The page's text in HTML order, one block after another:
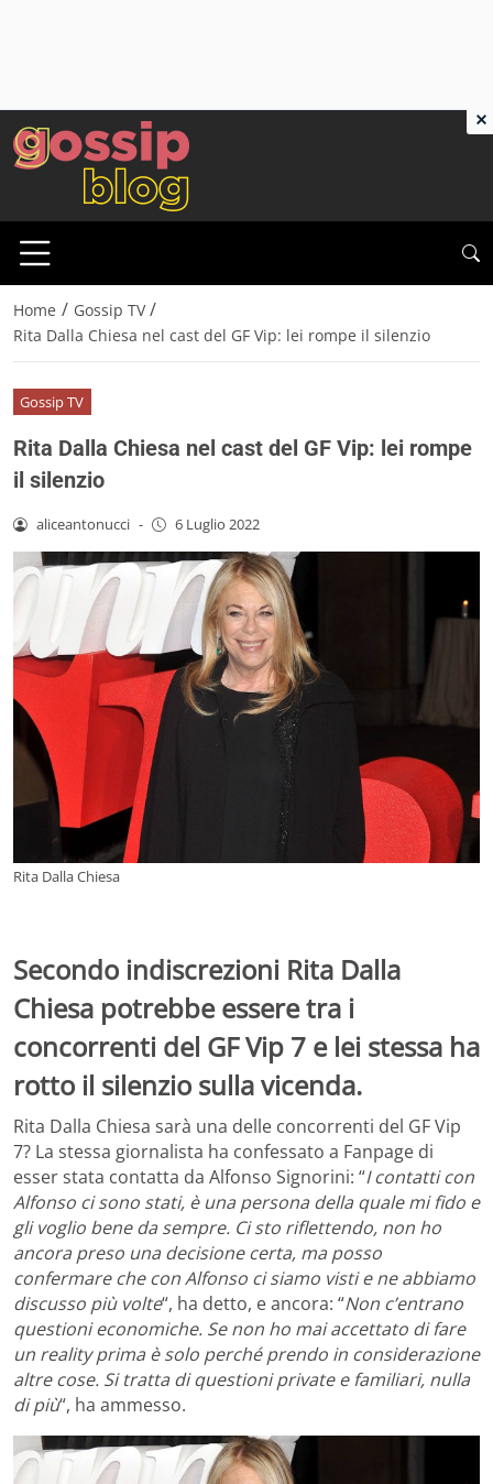
Home / Gossip TV /
Rita Dalla Chiesa nel cast del GF Vip: lei rompe il silenzio
Gossip TV
Rita Dalla Chiesa nel cast del GF Vip: lei rompe
il silenzio
aliceantonucci - 6 Luglio 2022
Rita Dalla Chiesa
Secondo indiscrezioni Rita Dalla
Chiesa potrebbe essere tra i
concorrenti del GF Vip 7 e lei stessa ha
rotto il silenzio sulla vicenda.
Rita Dalla Chiesa sarà una delle concorrenti del GF Vip
7? La stessa giornalista ha confessato a Fanpage di
esser stata contatta da Alfonso Signorini: “I contatti con
Alfonso ci sono stati, è una persona della quale mi fido e
gli voglio bene da sempre. Ci sto riflettendo, non ho
ancora preso una decisione certa, ma posso
confermare che con Alfonso ci siamo visti e ne abbiamo
discusso più volte“, ha detto, e ancora: “Non c’entrano
questioni economiche. Se non ho mai accettato di fare
un reality prima è solo perché prendo in considerazione
altre cose. Si tratta di questioni private e familiari, nulla
di più“, ha ammesso.
×